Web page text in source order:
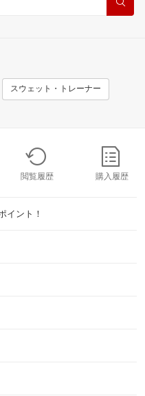
スウェット・トレーナー
閲覧履歴 購入履歴
イント！